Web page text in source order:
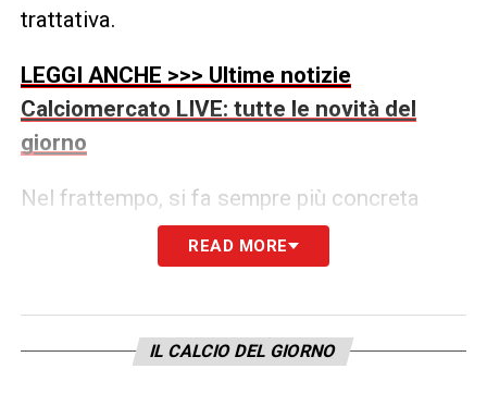
trattativa.
LEGGI ANCHE >>> Ultime notizie
Calciomercato LIVE: tutte le novità del
giorno
Nel frattempo, si fa sempre più concreta
l’ipotesi estera. Dalla Turchia, infatti, diversi
club di Süper Lig starebbero monitorando la
società sarebbero disposte ad avvicinarsi
alle richieste economiche dell’Inter,
READ MORE
IL CALCIO DEL GIORNO